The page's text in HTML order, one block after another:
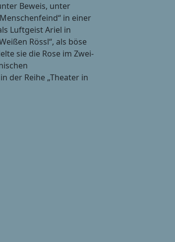
Beweis, unter
in einer
Luftgeist Ariel in
Rössl“, als böse
sie die Rose im Zwei-
der Reihe „Theater in